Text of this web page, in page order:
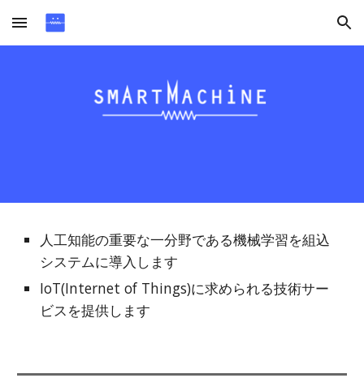
Skip to main content Skip to navigation
人工知能の重要な一分野である機械学習を組込
システムに導入します
IoT(Internet of Things)に求められる技術サー
ビスを提供します